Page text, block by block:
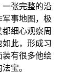
一张完整的沿
事地图，极
细心观察周
如此，形成习
装有很多他绘
宝。